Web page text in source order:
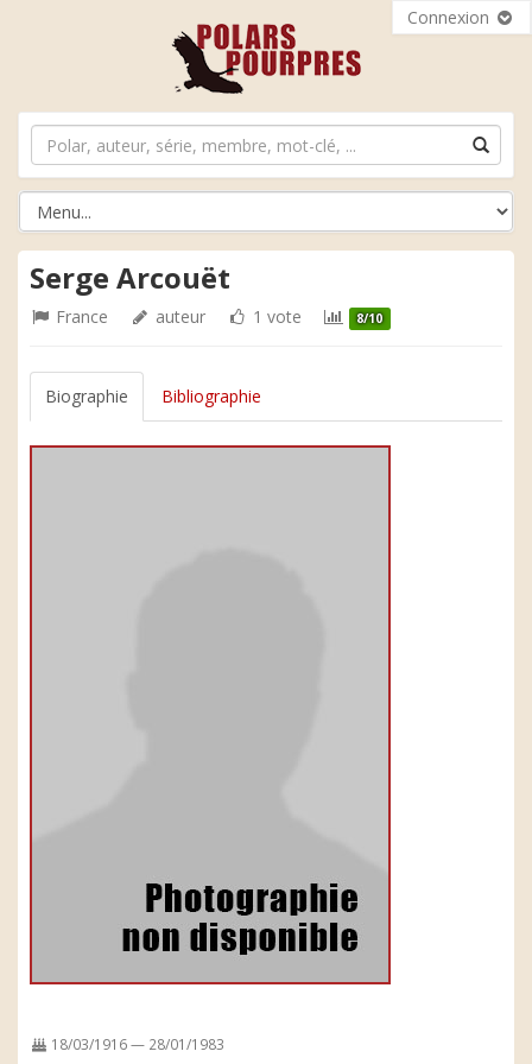
Connexion
Serge Arcouët
France auteur 1 vote 8/10
Biographie Bibliographie
18/03/1916 — 28/01/1983